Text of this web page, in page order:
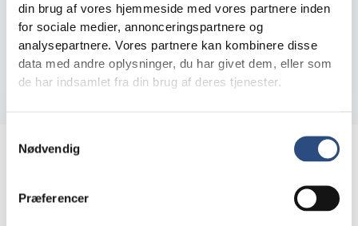
din brug af vores hjemmeside med vores partnere inden
for sociale medier, annonceringspartnere og
analysepartnere. Vores partnere kan kombinere disse
data med andre oplysninger, du har givet dem, eller som
de har indsamlet fra din brug af deres tjenester.
Nødvendig
Præferencer
Månedlig leje 18.106 kr.
A/c varme 900 kr.
Depositum 3 måneders leje
Forudbetalt leje svarende til 1 måneds leje
Oplysninger
Bolig